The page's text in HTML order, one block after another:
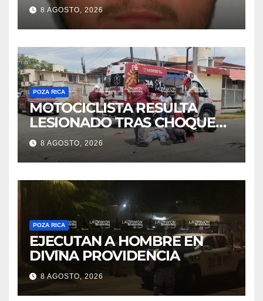
de maestros
8 AGOSTO, 2026
POZA RICA
MOTOCICLISTA RESULTA
LESIONADO TRAS CHOQUE
EN LA 27 DE SEPTIEMBRE
8 AGOSTO, 2026
POZA RICA
EJECUTAN A HOMBRE EN
DIVINA PROVIDENCIA
8 AGOSTO, 2026